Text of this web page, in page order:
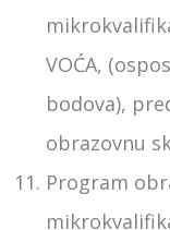
VOĆA,
bodova),
obrazovnu
Program